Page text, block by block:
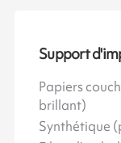
Support
Papiers
brillant)
Synthétique